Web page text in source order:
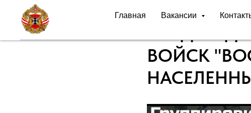
Главная Вакансии
ВОЙСК